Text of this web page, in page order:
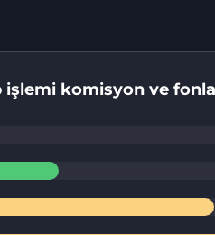
işlemi komisyon ve